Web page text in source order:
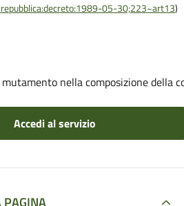
05-30;223~art13)
nella composizione della
Accedi al servizio
PAGINA